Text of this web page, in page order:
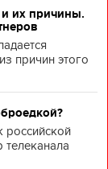
их причины.
причин этого
российской
телеканала